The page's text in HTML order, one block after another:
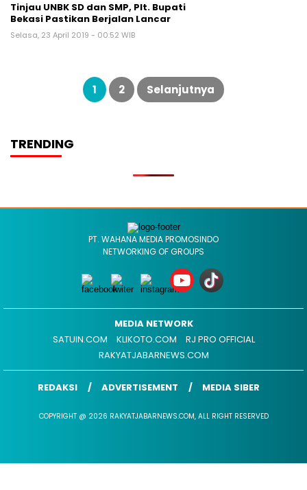
Tinjau UNBK SD dan SMP, Plt. Bupati
Bekasi Pastikan Berjalan Lancar
Selasa, 23 April 2019 - 00:52 WIB
Paginasi
1 2 Selanjutnya
TRENDING
PT. WAHANA MEDIA PROMOSINDO
NETWORKING OF GROUPS
MEDIA NETWORK
SATUIN.COM
KLIKOTO.COM
RJ PRO OFFICIAL
RAKYATJABARNEWS.COM
REDAKSI ADVERTISEMENT MEDIA SIBER
COPYRIGHT @ 2026 RAKYATJABARNEWS.COM, ALL RIGHT RESERVED